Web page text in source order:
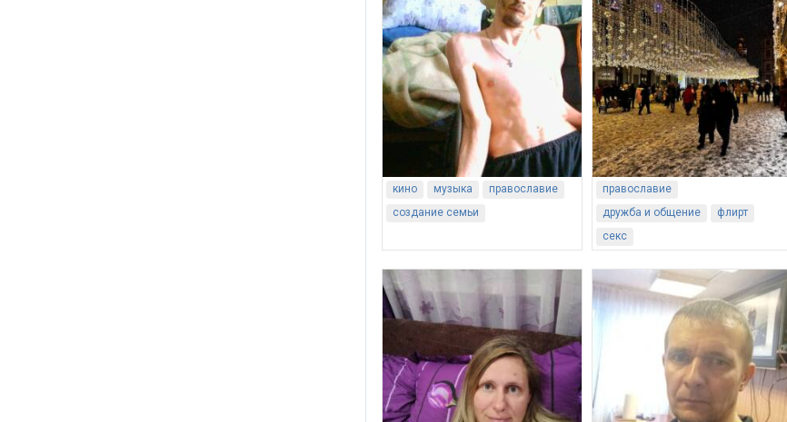
кино музыка
православие
создание семьи
православие
дружба и общение
флирт
секс